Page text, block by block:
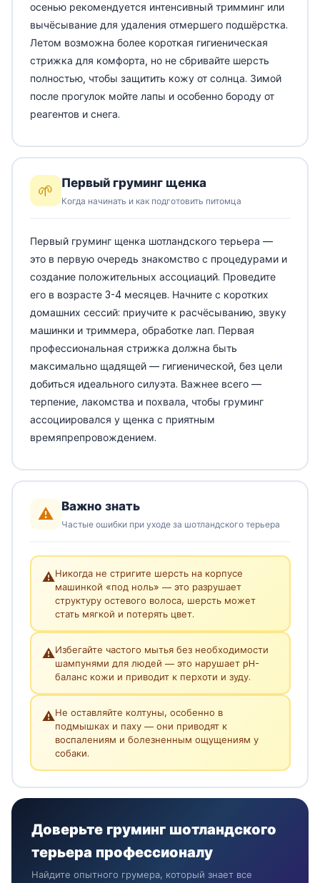
осенью рекомендуется интенсивный тримминг или
вычёсывание для удаления отмершего подшёрстка.
Летом возможна более короткая гигиеническая
стрижка для комфорта, но не сбривайте шерсть
полностью, чтобы защитить кожу от солнца. Зимой
после прогулок мойте лапы и особенно бороду от
реагентов и снега.
🌱 Первый груминг щенка
Когда начинать и как подготовить питомца
Первый груминг щенка шотландского терьера —
это в первую очередь знакомство с процедурами и
создание положительных ассоциаций. Проведите
его в возрасте 3-4 месяцев. Начните с коротких
домашних сессий: приучите к расчёсыванию, звуку
машинки и триммера, обработке лап. Первая
профессиональная стрижка должна быть
максимально щадящей — гигиенической, без цели
добиться идеального силуэта. Важнее всего —
терпение, лакомства и похвала, чтобы груминг
ассоциировался у щенка с приятным
времяпрепровождением.
⚠️ Важно знать
Частые ошибки при уходе за шотландского терьера
⚠️Никогда не стригите шерсть на корпусе
машинкой «под ноль» — это разрушает
структуру остевого волоса, шерсть может
стать мягкой и потерять цвет.
⚠️Избегайте частого мытья без необходимости
шампунями для людей — это нарушает pH-
баланс кожи и приводит к перхоти и зуду.
⚠️Не оставляйте колтуны, особенно в
подмышках и паху — они приводят к
воспалениям и болезненным ощущениям у
собаки.
Доверьте груминг шотландского
терьера профессионалу
Найдите опытного грумера, который знает все